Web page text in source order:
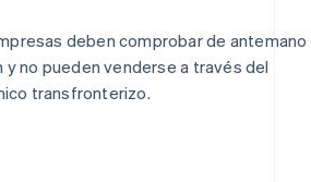
deben comprobar de antemano
no pueden venderse a través del
transfronterizo.